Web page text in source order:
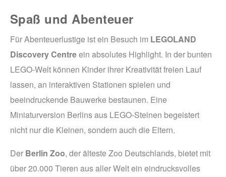
Spaß und Abenteuer
Für Abenteuerlustige ist ein Besuch im LEGOLAND
Discovery Centreein absolutes Highlight. In der bunten
LEGO-Welt können Kinder ihrer Kreativität freien Lauf
lassen, an interaktiven Stationen spielen und
beeindruckende Bauwerke bestaunen. Eine
Miniaturversion Berlins aus LEGO-Steinen begeistert
nicht nur die Kleinen, sondern auch die Eltern.
Der Berlin Zoo, der älteste Zoo Deutschlands, bietet mit
über 20.000 Tieren aus aller Welt ein eindrucksvolles